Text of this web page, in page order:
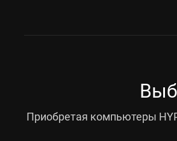
Приобретая компьютеры